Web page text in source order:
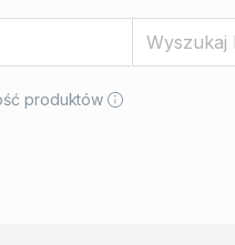
produktów